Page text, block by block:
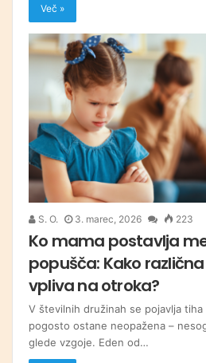
Več »
S. O. 3. marec, 2026 223
Ko mama postavlja
popušča: Kako
vpliva na otroka?
V številnih družinah se pojavlja
pogosto ostane neopažena –
glede vzgoje. Eden od…